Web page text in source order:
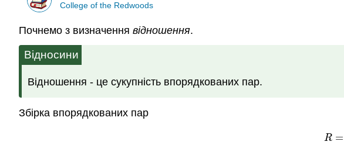
College of the Redwoods
Почнемо з визначення відношення.
Відносини
Відношення - це сукупність впорядкованих пар.
Збірка впорядкованих пар
R =
R